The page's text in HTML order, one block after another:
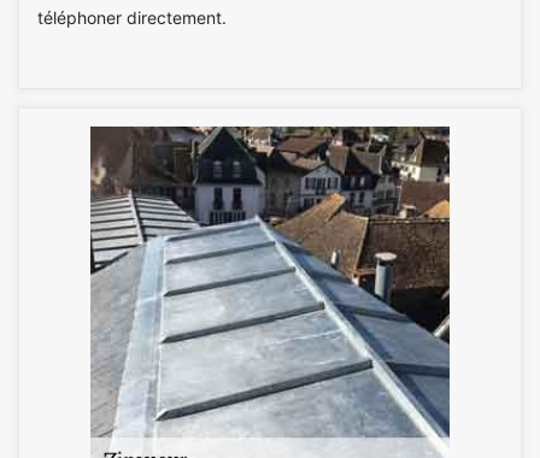
téléphoner directement.